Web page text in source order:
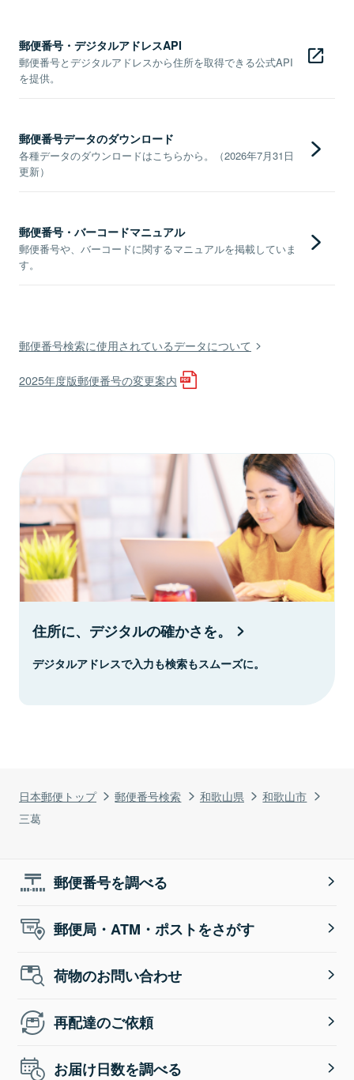
日本郵便トップ 郵便番号検索 和歌山県
和歌山市
三葛
郵便番号・デジタルアドレスAPI
郵便番号とデジタルアドレスから住所を取得できる公式API
を提供。
郵便番号データのダウンロード
各種データのダウンロードはこちらから。（2026年7月31日
更新）
郵便番号・バーコードマニュアル
郵便番号や、バーコードに関するマニュアルを掲載していま
す。
郵便番号検索に使用されているデータについて
2025年度版郵便番号の変更案内
住所に、デジタルの確かさを。
デジタルアドレスで入力も検索もスムーズに。
郵便番号を調べる
郵便局・ATM・ポストをさがす
荷物のお問い合わせ
再配達のご依頼
お届け日数を調べる